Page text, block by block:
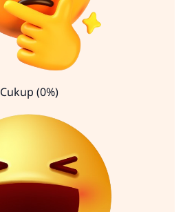
Cukup (0%)